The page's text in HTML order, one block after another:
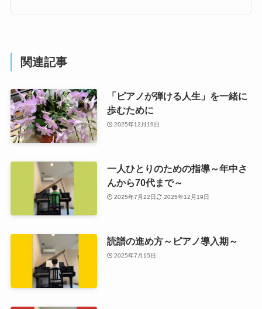
関連記事
「ピアノが弾ける人生」を一緒に
歩むために
2025年12月19日
一人ひとりのための指導～年中さ
んから70代まで～
2025年7月22日 2025年12月19日
読譜の進め方～ピアノ導入期～
2025年7月15日